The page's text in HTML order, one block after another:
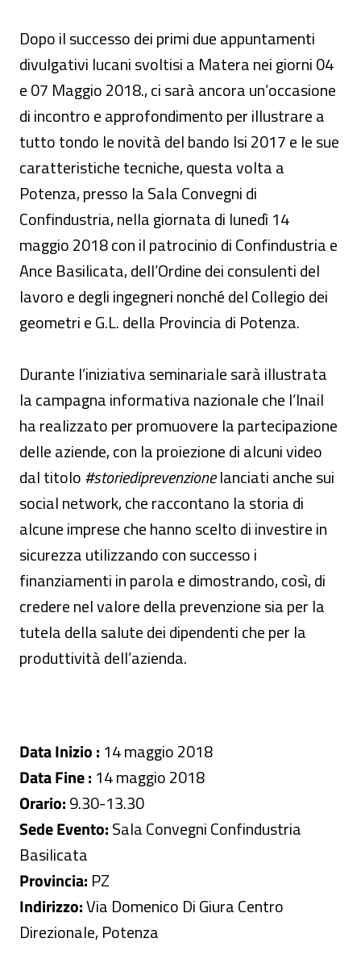
Dopo il successo dei primi due appuntamenti
divulgativi lucani svoltisi a Matera nei giorni 04
e 07 Maggio 2018., ci sarà ancora un’occasione
di incontro e approfondimento per illustrare a
tutto tondo le novità del bando Isi 2017 e le sue
caratteristiche tecniche, questa volta a
Potenza, presso la Sala Convegni di
Confindustria, nella giornata di lunedì 14
maggio 2018 con il patrocinio di Confindustria e
Ance Basilicata, dell’Ordine dei consulenti del
lavoro e degli ingegneri nonché del Collegio dei
geometri e G.L. della Provincia di Potenza.
Durante l’iniziativa seminariale sarà illustrata
la campagna informativa nazionale che l’Inail
ha realizzato per promuovere la partecipazione
delle aziende, con la proiezione di alcuni video
dal titolo#storiediprevenzionelanciati anche sui
social network, che raccontano la storia di
alcune imprese che hanno scelto di investire in
sicurezza utilizzando con successo i
finanziamenti in parola e dimostrando, così, di
credere nel valore della prevenzione sia per la
tutela della salute dei dipendenti che per la
produttività dell’azienda.
Data Inizio : 14 maggio 2018
Data Fine : 14 maggio 2018
Orario:9.30-13.30
Sede Evento:Sala Convegni Confindustria
Basilicata
Provincia: PZ
Indirizzo:Via Domenico Di Giura Centro
Direzionale, Potenza